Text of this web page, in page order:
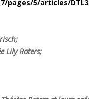
pages/5/articles/
Lily Raters;